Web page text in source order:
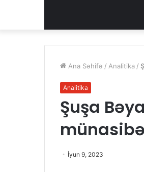
Ana Səhifə / Analitika /
Analitika
Şuşa
İyun 9, 2023